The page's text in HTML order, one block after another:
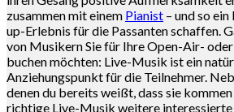
zusammen mit einem Pianist – und so
up-Erlebnis für die Passanten schaffen.
von Musikern Sie für Ihre Open-Air-
buchen möchten: Live-Musik ist ein
Anziehungspunkt für die Teilnehmer.
denen du bereits weißt, dass sie
richtige Live-Musik weitere interessierte